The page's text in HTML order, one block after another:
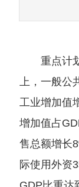
重点计划
上，一般公
工业增加值
增加值占
售总额增长
际使用外资